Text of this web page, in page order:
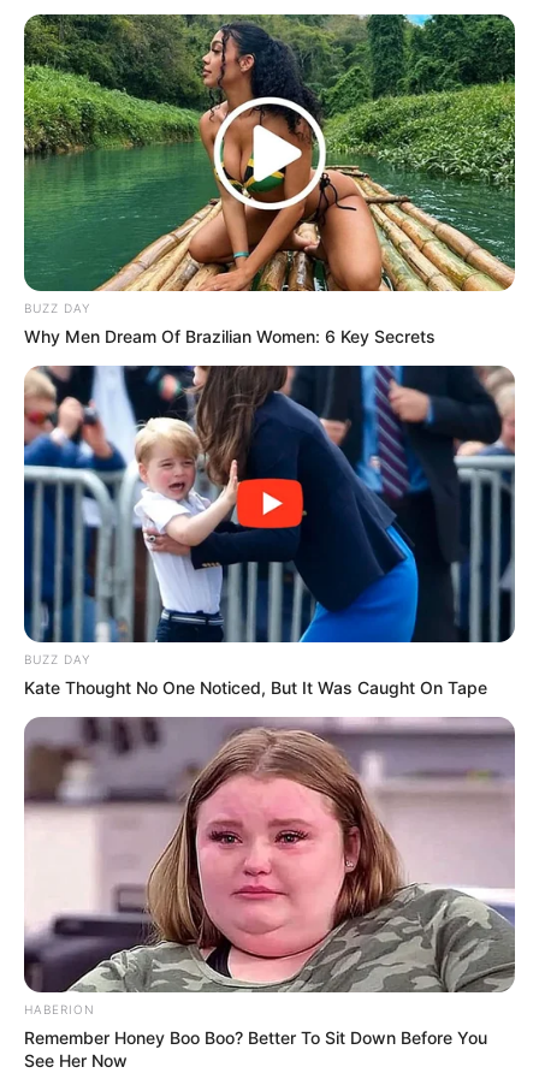
LIHAT ARTIKEL LAINNYA
Laras Kinanda Nyimas Ratu Rafa
Shenina Cinnamon Megan Domani
BUZZ DAY
Why Men Dream Of Brazilian Women: 6 Key Secrets
BUZZ DAY
Kate Thought No One Noticed, But It Was Caught On Tape
HABERION
Remember Honey Boo Boo? Better To Sit Down Before You
See Her Now